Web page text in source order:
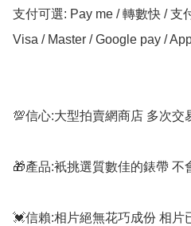
支付可選: Pay me / 轉數快 / 支
Visa / Master / Google pay /
💯信心:大型拍賣網商店 多次交
🎁產品:衹挑選質數佳的錶帶 不
💓信賴:相片絕無花巧成份 相片